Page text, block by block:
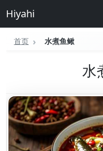
Hiyahi
首页 水煮鱼鳅
水